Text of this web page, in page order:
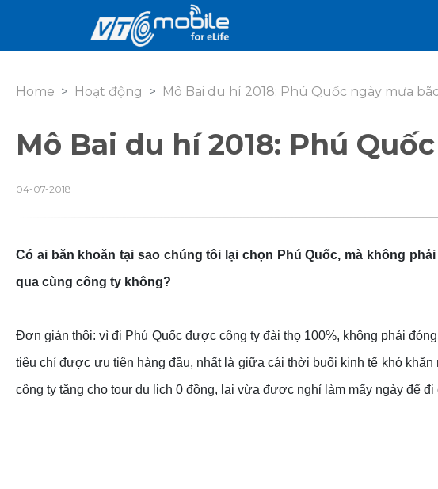
Home Hoạt động Mô Bai du hí 2018: Phú Quốc ngày mưa
Mô Bai du hí 2018: Phú
04-07-2018
Có ai băn khoăn tại sao chúng tôi lại chọn Phú Quốc, mà không
qua cùng công ty không?
Đơn giản thôi: vì đi Phú Quốc được công ty đài thọ 100%, không phải
tiêu chí được ưu tiên hàng đầu, nhất là giữa cái thời buổi kinh tế khó
công ty tặng cho tour du lịch 0 đồng, lại vừa được nghỉ làm mấy ngày để